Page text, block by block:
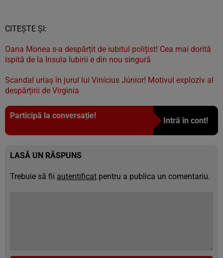
CITEȘTE ȘI:
Oana Monea s-a despărțit de iubitul polițist! Cea mai dorită
ispită de la Insula Iubirii e din nou singură
Scandal uriaș în jurul lui Vinícius Júnior! Motivul exploziv al
despărțirii de Virginia
Participă la conversație!
Intră în cont!
LASĂ UN RĂSPUNS
Trebuie să fii autentificat pentru a publica un comentariu.